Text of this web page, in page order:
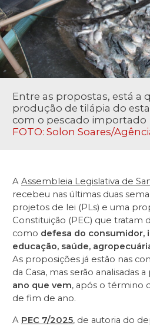
Entre as propostas, está a
produção de tilápia do
com o pescado importado
FOTO: Solon Soares/
A Assembleia Legislativa de
recebeu nas últimas duas
projetos de lei (PLs) e uma
Constituição (PEC) que tratam
como defesa do consumidor,
educação, saúde,
As proposições já estão nas
da Casa, mas serão analisadas
ano que vem, após o término
de fim de ano.
A PEC 7/2025, de autoria do